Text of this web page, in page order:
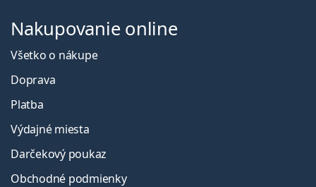
Nakupovanie online
Všetko o nákupe
Doprava
Platba
Výdajné miesta
Darčekový poukaz
Obchodné podmienky